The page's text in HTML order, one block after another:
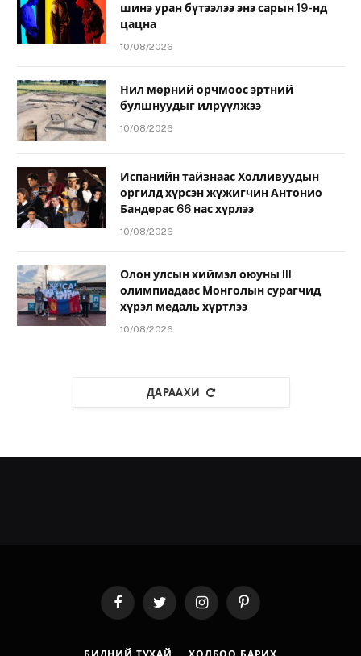
шинэ уран бүтээлээ энэ сарын 19-нд
цацна
10/08/2026
Нил мөрний орчмоос эртний
булшнуудыг илрүүлжээ
10/08/2026
Испанийн тайзнаас Холливуудын
оргилд хүрсэн жүжигчин Антонио
Бандерас 66 нас хүрлээ
10/08/2026
Олон улсын хиймэл оюуны III
олимпиадаас Монголын сурагчид
хүрэл медаль хүртлээ
10/08/2026
ДАРААХИ
FacebookTwitter InstagramPinterest